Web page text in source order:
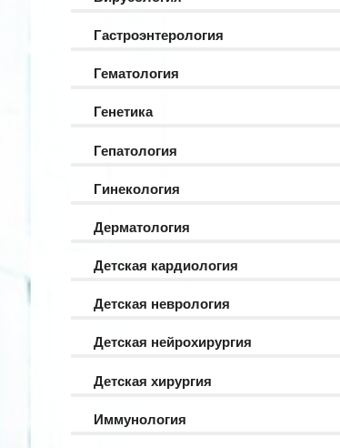
Гастроэнтерология
Гематология
Генетика
Гепатология
Гинекология
Дерматология
Детская кардиология
Детская неврология
Детская нейрохирургия
Детская хирургия
Иммунология